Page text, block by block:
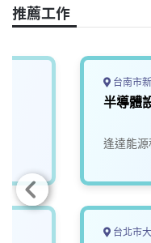
o
k
推薦工作
台南市
半導體
逢達能
台北市